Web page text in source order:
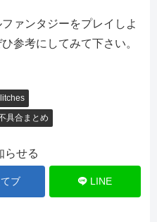
ァンタジーをプレイしよ
参考にしてみて下さい。
具合まとめ
らせる
ブ LINE